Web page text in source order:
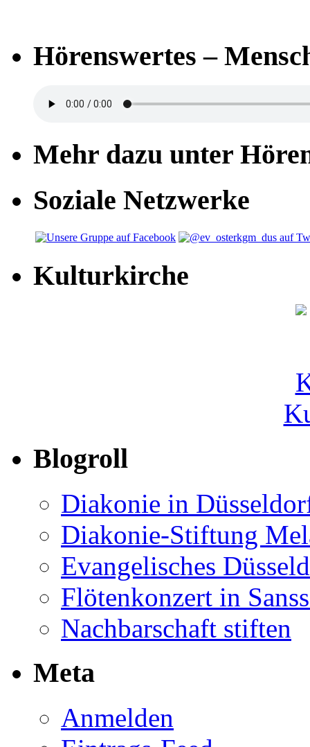
Hörenswertes –
Mehr dazu unter
Soziale Netzwerke
Kulturkirche
Blogroll
Diakonie in
Diakonie-Stiftung
Evangelisches
Flötenkonzert in
Nachbarschaft stiften
Meta
Anmelden